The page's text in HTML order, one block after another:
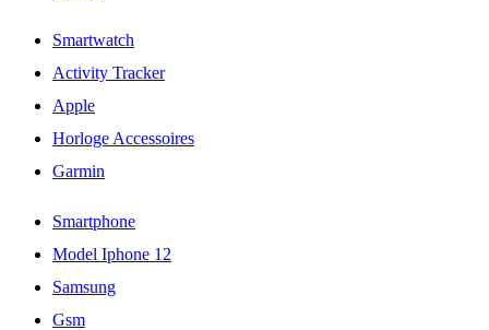
Smartwatch
Activity Tracker
Apple
Horloge Accessoires
Garmin
Smartphone
Model Iphone 12
Samsung
Gsm